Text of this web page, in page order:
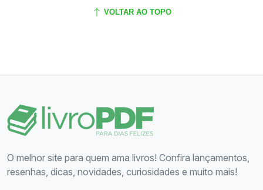
VOLTAR AO TOPO
O melhor site para quem ama livros! Confira lançamentos,
resenhas, dicas, novidades, curiosidades e muito mais!